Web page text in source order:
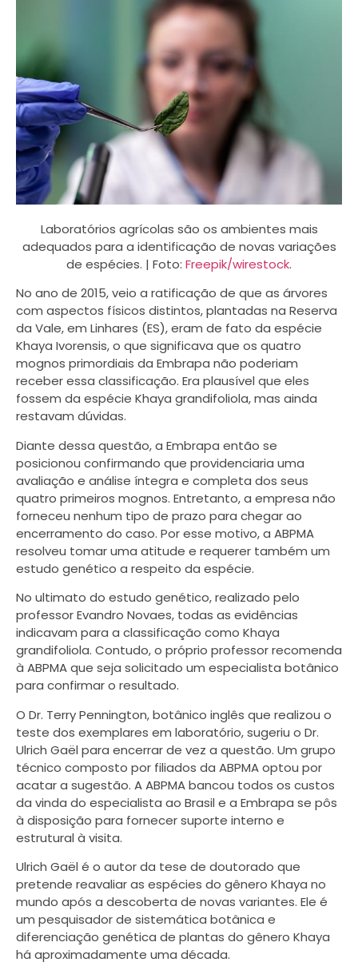
Laboratórios agrícolas são os ambientes mais
adequados para a identificação de novas variações
de espécies. | Foto: Freepik/wirestock.
No ano de 2015, veio a ratificação de que as árvores
com aspectos físicos distintos, plantadas na Reserva
da Vale, em Linhares (ES), eram de fato da espécie
Khaya Ivorensis, o que significava que os quatro
mognos primordiais da Embrapa não poderiam
receber essa classificação. Era plausível que eles
fossem da espécie Khaya grandifoliola, mas ainda
restavam dúvidas.
Diante dessa questão, a Embrapa então se
posicionou confirmando que providenciaria uma
avaliação e análise íntegra e completa dos seus
quatro primeiros mognos. Entretanto, a empresa não
forneceu nenhum tipo de prazo para chegar ao
encerramento do caso. Por esse motivo, a ABPMA
resolveu tomar uma atitude e requerer também um
estudo genético a respeito da espécie.
No ultimato do estudo genético, realizado pelo
professor Evandro Novaes, todas as evidências
indicavam para a classificação como Khaya
grandifoliola. Contudo, o próprio professor recomenda
à ABPMA que seja solicitado um especialista botânico
para confirmar o resultado.
O Dr. Terry Pennington, botânico inglês que realizou o
teste dos exemplares em laboratório, sugeriu o Dr.
Ulrich Gaël para encerrar de vez a questão. Um grupo
técnico composto por filiados da ABPMA optou por
acatar a sugestão. A ABPMA bancou todos os custos
da vinda do especialista ao Brasil e a Embrapa se pôs
à disposição para fornecer suporte interno e
estrutural à visita.
Ulrich Gaël é o autor da tese de doutorado que
pretende reavaliar as espécies do gênero Khaya no
mundo após a descoberta de novas variantes. Ele é
um pesquisador de sistemática botânica e
diferenciação genética de plantas do gênero Khaya
há aproximadamente uma década.